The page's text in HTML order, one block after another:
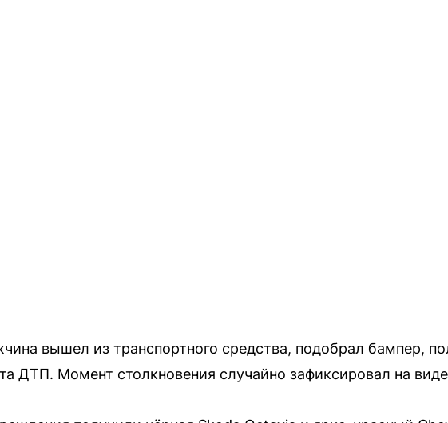
вышел из транспортного средства, подобрал бампер,
ДТП. Момент столкновения случайно зафиксировал на